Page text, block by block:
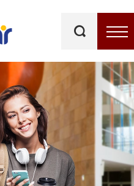
kluczowe